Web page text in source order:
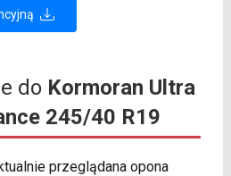
do Kormoran Ultra
245/40 R19
przeglądana opona